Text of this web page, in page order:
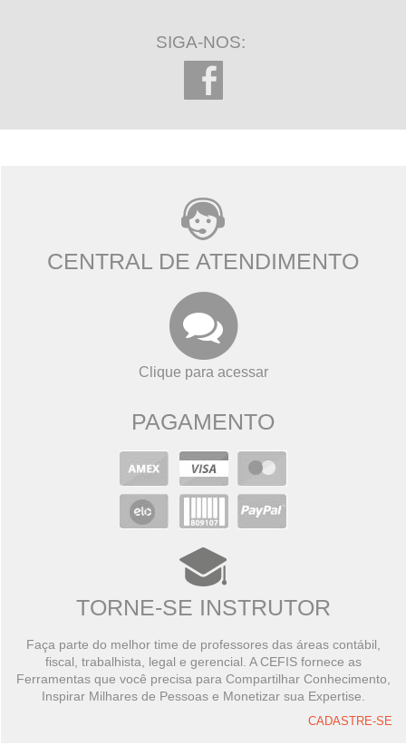
SIGA-NOS:
CENTRAL DE ATENDIMENTO
Clique para acessar
PAGAMENTO
TORNE-SE INSTRUTOR
Faça parte do melhor time de professores das áreas contábil,
fiscal, trabalhista, legal e gerencial. A CEFIS fornece as
Ferramentas que você precisa para Compartilhar Conhecimento,
Inspirar Milhares de Pessoas e Monetizar sua Expertise.
CADASTRE-SE